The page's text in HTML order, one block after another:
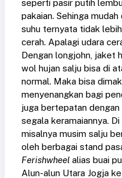
seperti pasir putih
pakaian. Sehinga
suhu ternyata tidak
cerah. Apalagi udara
Dengan longjohn, jaket
wol hujan salju bisa di
normal. Maka bisa
menyenangkan bagi
juga bertepatan
segala keramaiannya.
misalnya musim salju
oleh berbagai stand
Ferishwheel alias buai
Alun-alun Utara Jogja